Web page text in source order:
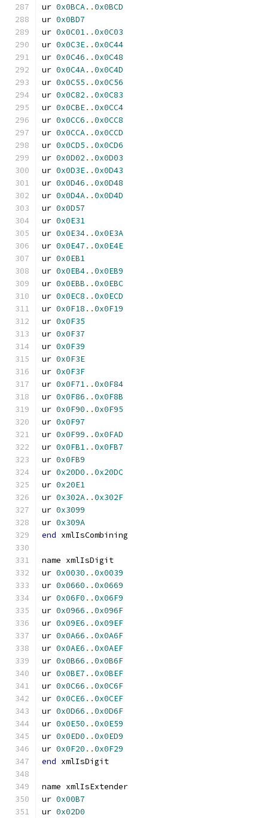
ur 0x0BCA..0x0BCD
ur 0x0BD7
ur 0x0C01..0x0C03
ur 0x0C3E..0x0C44
ur 0x0C46 ..0x0C48
ur 0x0C4A..0x0C4D
ur 0x0C55 ..0x0C56
ur 0x0C82 ..0x0C83
ur 0x0CBE..0x0CC4
ur 0x0CC6 ..0x0CC8
ur 0x0CCA..0x0CCD
ur 0x0CD5 ..0x0CD6
ur 0x0D02 ..0x0D03
ur 0x0D3E..0x0D43
ur 0x0D46 ..0x0D48
ur 0x0D4A..0x0D4D
ur 0x0D57
ur 0x0E31
ur 0x0E34..0x0E3A
ur 0x0E47 ..0x0E4E
ur 0x0EB1
ur 0x0EB4..0x0EB9
ur 0x0EBB ..0x0EBC
ur 0x0EC8 ..0x0ECD
ur 0x0F18 ..0x0F19
ur 0x0F35
ur 0x0F37
ur 0x0F39
ur 0x0F3E
ur 0x0F3F
ur 0x0F71..0x0F84
ur 0x0F86 ..0x0F8B
ur 0x0F90 ..0x0F95
ur 0x0F97
ur 0x0F99 ..0x0FAD
ur 0x0FB1..0x0FB7
ur 0x0FB9
ur 0x20D0 ..0x20DC
ur 0x20E1
ur 0x302A..0x302F
ur 0x3099
ur 0x309A
end xmlIsCombining
name xmlIsDigit
ur 0x0030 ..0x0039
ur 0x0660 ..0x0669
ur 0x06F0 ..0x06F9
ur 0x0966 ..0x096F
ur 0x09E6 ..0x09EF
ur 0x0A66 ..0x0A6F
ur 0x0AE6 ..0x0AEF
ur 0x0B66 ..0x0B6F
ur 0x0BE7 ..0x0BEF
ur 0x0C66 ..0x0C6F
ur 0x0CE6 ..0x0CEF
ur 0x0D66 ..0x0D6F
ur 0x0E50 ..0x0E59
ur 0x0ED0 ..0x0ED9
ur 0x0F20 ..0x0F29
end xmlIsDigit
name xmlIsExtender
ur 0x00B7
ur 0x02D0